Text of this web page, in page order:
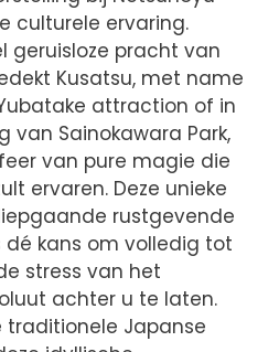
culturele ervaring.
geruisloze pracht van
Kusatsu, met name
attraction of in
van Sainokawara Park,
van pure magie die
ervaren. Deze unieke
rustgevende
kans om volledig tot
stress van het
achter u te laten.
traditionele Japanse